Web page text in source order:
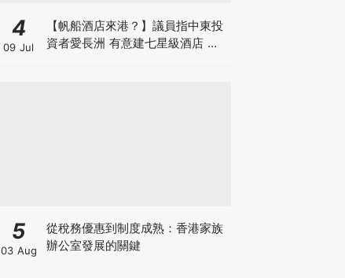
4
09 Jul
【帆船酒店來港？】議員指中東投
資者愛長洲 有意建七星級酒店 望
5
03 Aug
從稅務優惠到制度成熟：香港家族
辦公室發展的關鍵